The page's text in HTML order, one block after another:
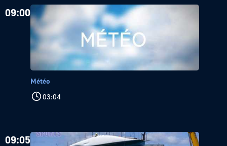
09:00
Météo
03:04
09:05